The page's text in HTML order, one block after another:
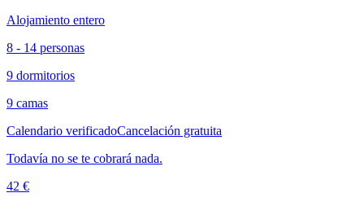
Alojamiento entero
8 - 14 personas
9 dormitorios
9 camas
Calendario verificadoCancelación gratuita
Todavía no se te cobrará nada.
42 €